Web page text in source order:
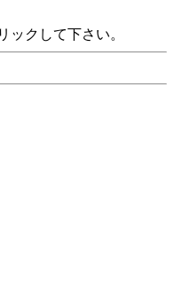
ックして下さい。